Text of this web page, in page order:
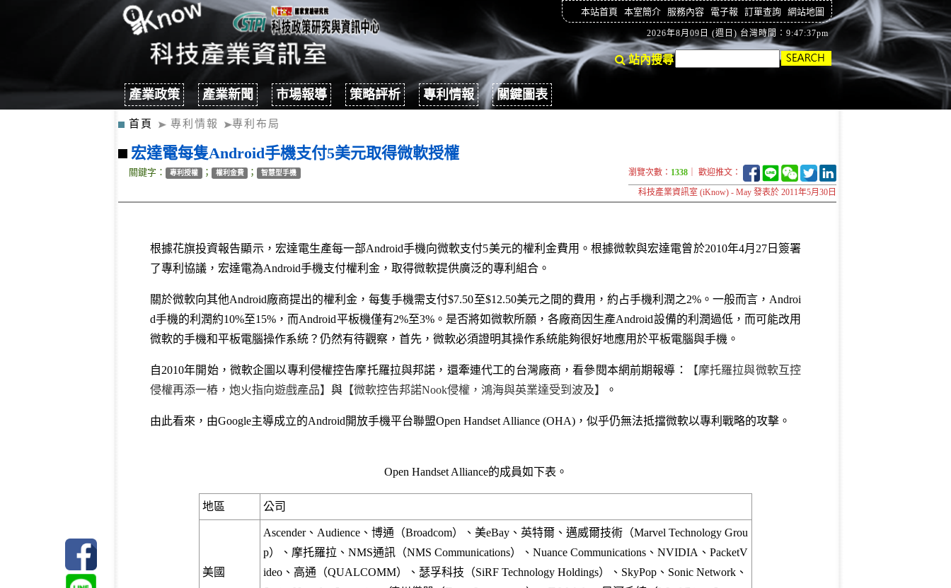
本站首頁 本室簡介 服務內容 電子報 訂單查詢 網站地圖
2026年8月09日 (週日) 台灣時間：9:47:38pm
站內搜尋
產業政策 產業新聞 市場報導 策略評析 專利情報 關鍵圖表
首頁 專利情報 專利布局
宏達電每隻Android手機支付5美元取得微軟授權
關鍵字： 專利授權 ； 權利金費 ； 智慧型手機 瀏覽次數： 1338 ｜ 歡迎推文：
科技產業資訊室 (iKnow) - May 發表於 2011年5月30日
根據花旗投資報告顯示，宏達電生產每一部Android手機向微軟支付5美元的權利金費用。根據微軟與宏達電曾於2010年4月27日簽署
了專利協議，宏達電為Android手機支付權利金，取得微軟提供廣泛的專利組合。
關於微軟向其他Android廠商提出的權利金，每隻手機需支付$7.50至$12.50美元之間的費用，約占手機利潤之2%。一般而言，Androi
d手機的利潤約10%至15%，而Android平板機僅有2%至3%。是否將如微軟所願，各廠商因生產Android設備的利潤過低，而可能改用
微軟的手機和平板電腦操作系統？仍然有待觀察，首先，微軟必須證明其操作系統能夠很好地應用於平板電腦與手機。
自2010年開始，微軟企圖以專利侵權控告摩托羅拉與邦諾，還牽連代工的台灣廠商，看參閱本網前期報導：
【摩托羅拉與微軟互控
侵權再添一樁，炮火指向遊戲產品】 與 【微軟控告邦諾Nook侵權，鴻海與英業達受到波及】 。
由此看來，由Google主導成立的Android開放手機平台聯盟Open Handset Alliance (OHA)，似乎仍無法抵擋微軟以專利戰略的攻擊。
Open Handset Alliance的成員如下表。
地區 公司
美國
Ascender、Audience、博通（Broadcom）、美eBay、英特爾、邁威爾技術（Marvel Technology Grou
p）、摩托羅拉、NMS通訊（NMS Communications）、Nuance Communications、NVIDIA、PacketV
ideo、高通（QUALCOMM）、瑟孚科技（SiRF Technology Holdings）、SkyPop、Sonic Network、